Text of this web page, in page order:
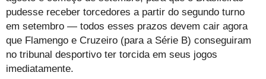
pudesse receber torcedores a partir do segundo turno
em setembro — todos esses prazos devem cair agora
que Flamengo e Cruzeiro (para a Série B) conseguiram
no tribunal desportivo ter torcida em seus jogos
imediatamente.